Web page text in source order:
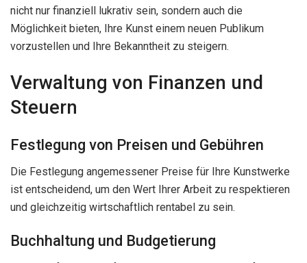
nicht nur finanziell lukrativ sein, sondern auch die
Möglichkeit bieten, Ihre Kunst einem neuen Publikum
vorzustellen und Ihre Bekanntheit zu steigern.
Verwaltung von Finanzen und
Steuern
Festlegung von Preisen und Gebühren
Die Festlegung angemessener Preise für Ihre Kunstwerke
ist entscheidend, um den Wert Ihrer Arbeit zu respektieren
und gleichzeitig wirtschaftlich rentabel zu sein.
Buchhaltung und Budgetierung